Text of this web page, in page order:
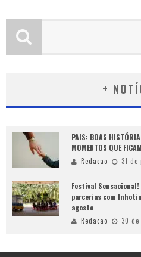
+
PAIS: BOAS
MOMENTOS QUE FICAM
Redacao 31
Festival
parcerias com
agosto
Redacao 30